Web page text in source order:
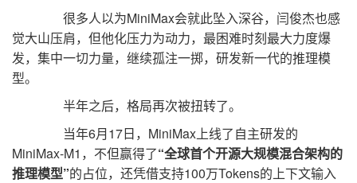
很多人以为MiniMax会就此坠入深谷，闫俊杰也感
觉大山压肩，但他化压力为动力，最困难时刻最大力度爆
发，集中一切力量，继续孤注一掷，研发新一代的推理模
型。
半年之后，格局再次被扭转了。
当年6月17日，MiniMax上线了自主研发的
MiniMax-M1，不但赢得了“全球首个开源大规模混合架构的
推理模型”的占位，还凭借支持100万Tokens的上下文输入